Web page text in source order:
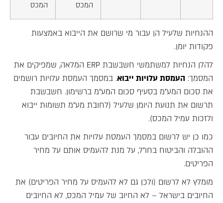
המכס
המכס
ההנחיות שלעיל הן עבור מי שרושם את הייבוא באמצעות
פקודות יומן.
להלן הנחיות למשתמשי חשבשבת ERP המלאה, שמפיקים את
המסמך: העמסת עלויות ייבוא. במסמך העמסת עלויות רושמים
את סכום המע"מ בסעיף סכום המע"מ ברשימון. חשבשבת
תרשום את תנועת היומן שלעיל (לחובת מע"מ תשומות ייבוא
ולזכות עמיל המכס).
כמו כן יש לרשום במסמך העמסת עלויות את החיובים עבור
ההובלה והביטוח בחו"ל, על מנת להעמיס אותם על מחיר
הפריטים.
מומלץ לא לרשום (ולכן גם לא להעמיס על מחיר הפריטים) את
החיובים בישראל – לא החיוב של עמיל המכס, לא החיובים